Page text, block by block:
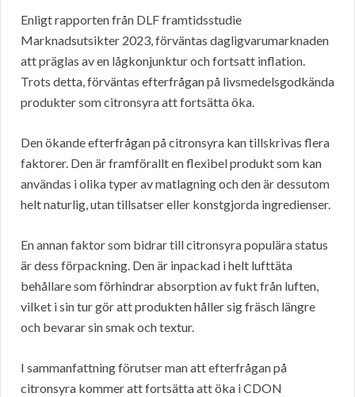
Enligt rapporten från DLF framtidsstudie
Marknadsutsikter 2023, förväntas dagligvarumarknaden
att präglas av en lågkonjunktur och fortsatt inflation.
Trots detta, förväntas efterfrågan på livsmedelsgodkända
produkter som citronsyra att fortsätta öka.
Den ökande efterfrågan på citronsyra kan tillskrivas flera
faktorer. Den är framförallt en flexibel produkt som kan
användas i olika typer av matlagning och den är dessutom
helt naturlig, utan tillsatser eller konstgjorda ingredienser.
En annan faktor som bidrar till citronsyra populära status
är dess förpackning. Den är inpackad i helt lufttäta
behållare som förhindrar absorption av fukt från luften,
vilket i sin tur gör att produkten håller sig fräsch längre
och bevarar sin smak och textur.
I sammanfattning förutser man att efterfrågan på
citronsyra kommer att fortsätta att öka i CDON